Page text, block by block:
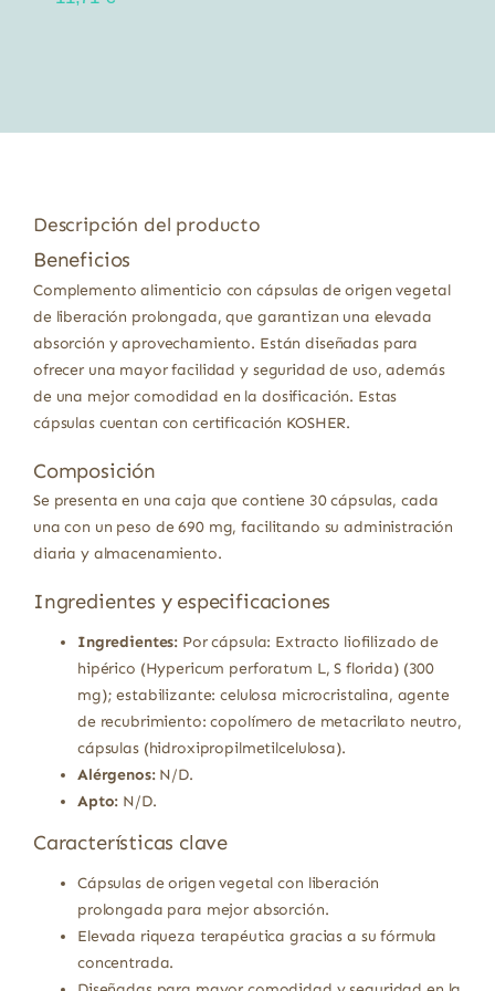
Descripción del producto
Beneficios
Complemento alimenticio con cápsulas de origen vegetal
de liberación prolongada, que garantizan una elevada
absorción y aprovechamiento. Están diseñadas para
ofrecer una mayor facilidad y seguridad de uso, además
de una mejor comodidad en la dosificación. Estas
cápsulas cuentan con certificación KOSHER.
Composición
Se presenta en una caja que contiene 30 cápsulas, cada
una con un peso de 690 mg, facilitando su administración
diaria y almacenamiento.
Ingredientes y especificaciones
Ingredientes: Por cápsula: Extracto liofilizado de
hipérico (Hypericum perforatum L, S florida) (300
mg); estabilizante: celulosa microcristalina, agente
de recubrimiento: copolímero de metacrilato neutro,
cápsulas (hidroxipropilmetilcelulosa).
Alérgenos:N/D.
Apto: N/D.
Características clave
Cápsulas de origen vegetal con liberación
prolongada para mejor absorción.
Elevada riqueza terapéutica gracias a su fórmula
concentrada.